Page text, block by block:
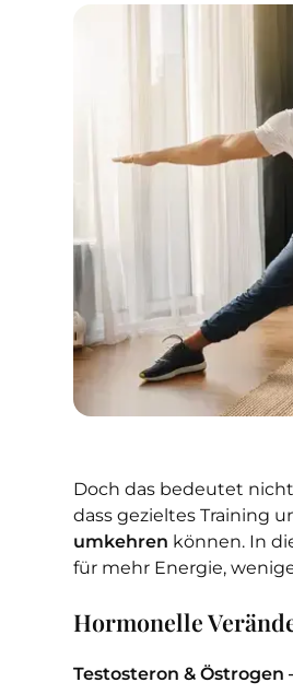
Doch das bedeutet
dass gezieltes Training
umkehren können. In
für mehr Energie,
Hormonelle
Testosteron & Östrogen